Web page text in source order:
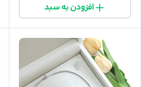
افزودن به سبد